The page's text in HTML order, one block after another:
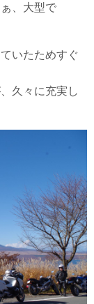
、大型で
いたためすぐ
久々に充実し